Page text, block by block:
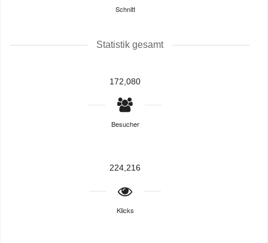
Schnitt
Statistik gesamt
172,080
Besucher
224,216
Klicks